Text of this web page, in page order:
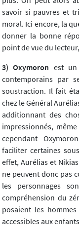
savoir si pauvres et
moral. Ici encore, la
donner la bonne
point de vue du
3) Oxymoron est un
contemporains par
soustraction. Il fait
chez le Général
additionnant des
impressionnés,
cependant
faciliter certaines
effet, Aurélias et
ne peuvent donc pas
les personnages
compréhension du
posaient les
accessibles aux